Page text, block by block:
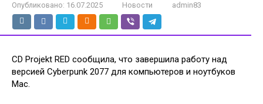
Опубликовано: 16.07.2025 Новости admin83
CD Projekt RED сообщила, что завершила работу над
версией Cyberpunk 2077 для компьютеров и ноутбуков
Mac.